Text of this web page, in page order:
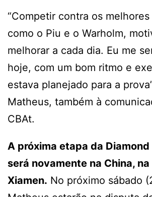
“Competir contra os
como o Piu e o Warholm,
melhorar a cada dia. Eu me
hoje, com um bom ritmo e
estava planejado para a
Matheus, também à
CBAt.
A próxima etapa da Diamond
será novamente na China,
Xiamen. No próximo sábado